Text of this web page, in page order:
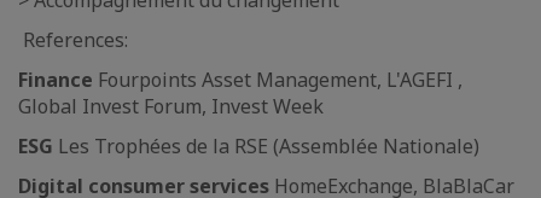
References:
Finance Fourpoints Asset Management, L'AGEFI ,
Global Invest Forum, Invest Week
ESG Les Trophées de la RSE (Assemblée Nationale)
Digital consumer services HomeExchange, BlaBlaCar